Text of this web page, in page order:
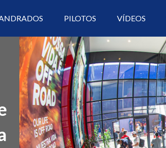
PILOTOS VÍDEOS